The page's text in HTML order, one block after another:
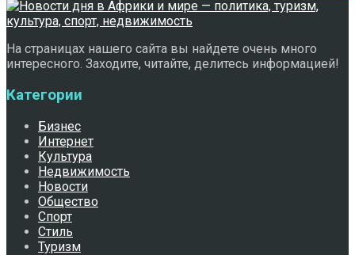
На страницах нашего сайта вы найдете очень много
интересного. Заходите, читайте, делитесь информацией!
Категории
Бизнес
Интернет
Культура
Недвижимость
Новости
Общество
Спорт
Стиль
Туризм